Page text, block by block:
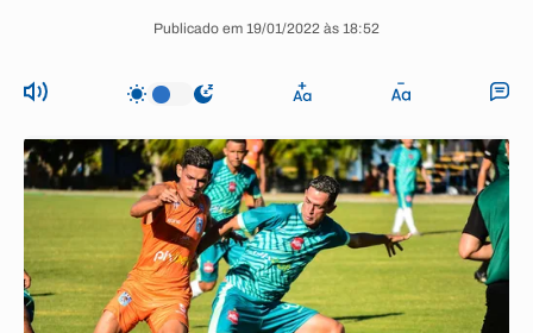
Publicado em 19/01/2022 às 18:52